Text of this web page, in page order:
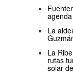
La
La
rutas
solar